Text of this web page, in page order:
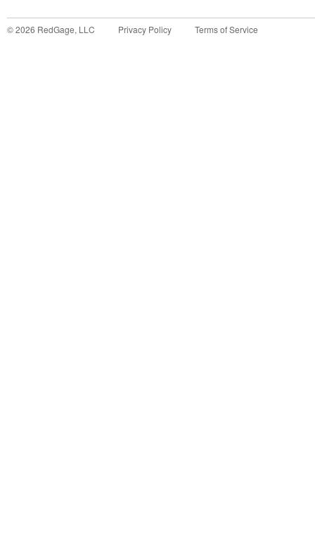
©2026 RedGage, LLC Privacy Policy Terms of Service